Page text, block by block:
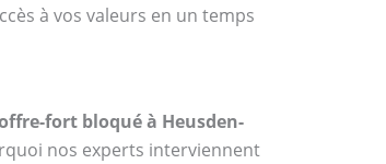
à vos valeurs en un temps
fort bloqué à Heusden-
nos experts interviennent